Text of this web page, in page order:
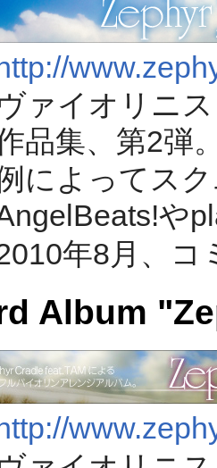
ァイオリニ
品集、第2弾
によってス
や
年8月、コ
Album